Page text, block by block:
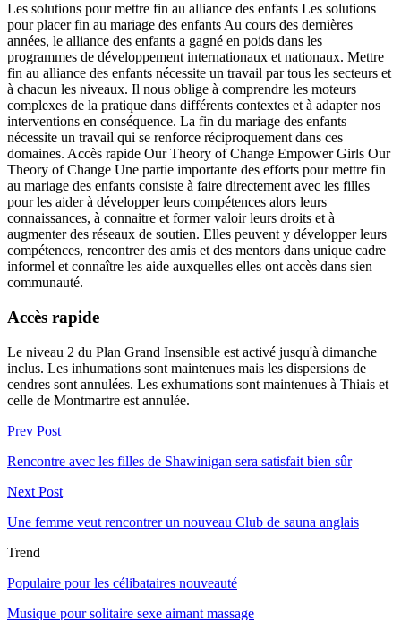
Les solutions pour mettre fin au alliance des enfants Les solutions
pour placer fin au mariage des enfants Au cours des dernières
années, le alliance des enfants a gagné en poids dans les
programmes de développement internationaux et nationaux. Mettre
fin au alliance des enfants nécessite un travail par tous les secteurs et
à chacun les niveaux. Il nous oblige à comprendre les moteurs
complexes de la pratique dans différents contextes et à adapter nos
interventions en conséquence. La fin du mariage des enfants
nécessite un travail qui se renforce réciproquement dans ces
domaines. Accès rapide Our Theory of Change Empower Girls Our
Theory of Change Une partie importante des efforts pour mettre fin
au mariage des enfants consiste à faire directement avec les filles
pour les aider à développer leurs compétences alors leurs
connaissances, à connaitre et former valoir leurs droits et à
augmenter des réseaux de soutien. Elles peuvent y développer leurs
compétences, rencontrer des amis et des mentors dans unique cadre
informel et connaître les aide auxquelles elles ont accès dans sien
communauté.
Accès rapide
Le niveau 2 du Plan Grand Insensible est activé jusqu'à dimanche
inclus. Les inhumations sont maintenues mais les dispersions de
cendres sont annulées. Les exhumations sont maintenues à Thiais et
celle de Montmartre est annulée.
Prev Post
Rencontre avec les filles de Shawinigan sera satisfait bien sûr
Next Post
Une femme veut rencontrer un nouveau Club de sauna anglais
Trend
Populaire pour les célibataires nouveauté
Musique pour solitaire sexe aimant massage